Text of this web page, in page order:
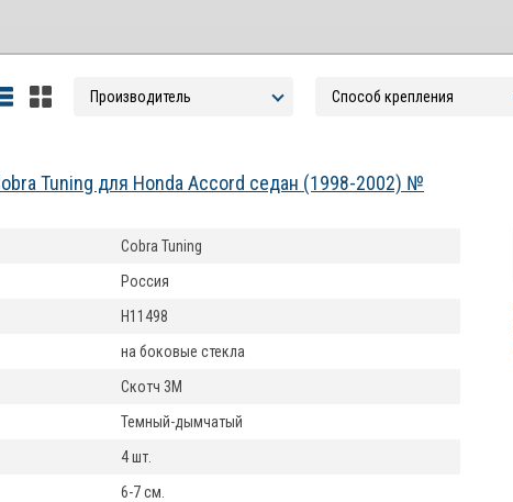
Tuning для Honda Accord седан (1998-2002) №
Cobra Tuning
Россия
H11498
на боковые стекла
Скотч 3М
Темный-дымчатый
4 шт.
6-7 см.